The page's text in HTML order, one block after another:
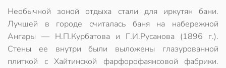
Необычной зоной отдыха стали для иркутян бани.
Лучшей в городе считалась баня на набережной
Ангары — Н.П.Курбатова и Г.И.Русанова (1896 г.).
Стены ее внутри были выложены глазурованной
плиткой с Хайтинской фарфорофаянсовой фабрики.